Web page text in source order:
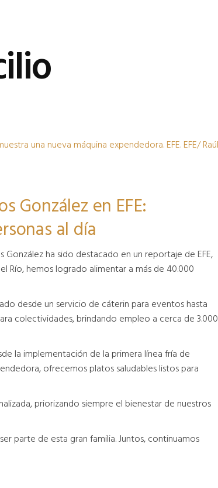
González en EFE:
al día
ha sido destacado en un reportaje de EFE,
Río, hemos logrado alimentar a más de 40.000
desde un servicio de cáterin para eventos hasta
colectividades, brindando empleo a cerca de 3.000
la implementación de la primera línea fría de
ofrecemos platos saludables listos para
priorizando siempre el bienestar de nuestros
parte de esta gran familia. Juntos, continuamos